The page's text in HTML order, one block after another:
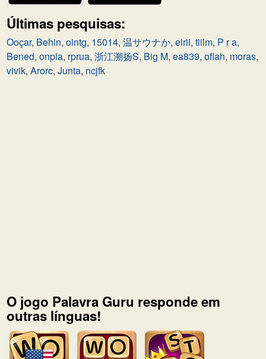
Últimas pesquisas:
Ooçar, Behin, ointg, 15014, 温サウナか, eirii, tiilm, P r a,
Bened, onpla, rprua, 浙江溯扬S, Big M, ea839, oflah, moras,
vivik, Arorc, Junta, ncjfk
O jogo Palavra Guru responde em
outras línguas!